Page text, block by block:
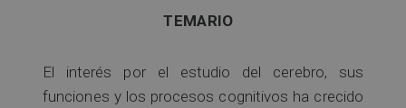
TEMARIO
El interés por el estudio del cerebro, sus
funciones y los procesos cognitivos ha crecido